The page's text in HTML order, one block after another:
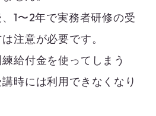
1〜2年で実務者研修の受
注意が必要です。
給付金を使ってしまう
時には利用できなくなり